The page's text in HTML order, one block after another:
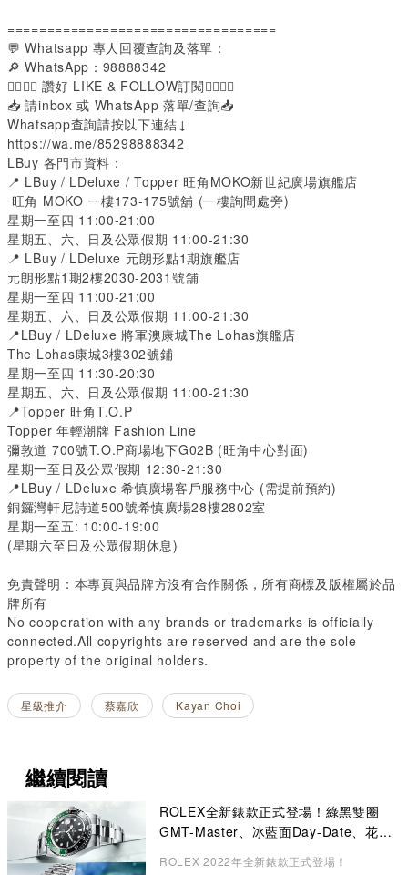
==================================
💬 Whatsapp 專人回覆查詢及落單：
🔎 WhatsApp：98888342
👍🏻👍🏻 讚好 LIKE & FOLLOW訂閱👍🏻👍🏻
📥 請inbox 或 WhatsApp 落單/查詢📥
Whatsapp查詢請按以下連結↓
https://wa.me/85298888342
LBuy 各門市資料：
📍 LBuy / LDeluxe / Topper 旺角MOKO新世紀廣場旗艦店
旺角 MOKO 一樓173-175號舖 (一樓詢問處旁)
星期一至四 11:00-21:00
星期五、六、日及公眾假期 11:00-21:30
📍 LBuy / LDeluxe 元朗形點1期旗艦店
元朗形點1期2樓2030-2031號舖
星期一至四 11:00-21:00
星期五、六、日及公眾假期 11:00-21:30
📍LBuy / LDeluxe 將軍澳康城The Lohas旗艦店
The Lohas康城3樓302號鋪
星期一至四 11:30-20:30
星期五、六、日及公眾假期 11:00-21:30
📍Topper 旺角T.O.P
Topper 年輕潮牌 Fashion Line
彌敦道 700號T.O.P商場地下G02B (旺角中心對面)
星期一至日及公眾假期 12:30-21:30
📍LBuy / LDeluxe 希慎廣場客戶服務中心 (需提前預約)
銅鑼灣軒尼詩道500號希慎廣場28樓2802室
星期一至五: 10:00-19:00
(星期六至日及公眾假期休息)
免責聲明：本專頁與品牌方沒有合作關係，所有商標及版權屬於品
牌所有
No cooperation with any brands or trademarks is officially
connected.All copyrights are reserved and are the sole
property of the original holders.
星級推介 蔡嘉欣 Kayan Choi
繼續閱讀
ROLEX全新錶款正式登場！綠黑雙圈
GMT-Master、冰藍面Day-Date、花卉
ROLEX 2022年全新錶款正式登場！